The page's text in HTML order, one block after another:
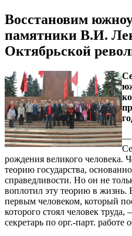
Восстановим
памятники В.И.
Октябрьской
—
рождения великого человека.
теорию государства,
справедливости. Но он не
воплотил эту теорию в
первым человеком, который
которого стоял человек
секретарь по орг.-парт.